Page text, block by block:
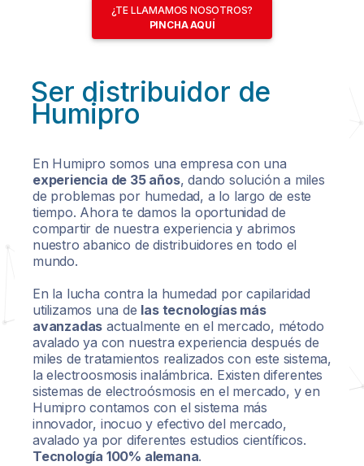
¿TE LLAMAMOS NOSOTROS?
PINCHA AQUÍ
Ser distribuidor de
Humipro
En Humipro somos una empresa con una
experiencia de 35 años, dando solución a miles
de problemas por humedad, a lo largo de este
tiempo. Ahora te damos la oportunidad de
compartir de nuestra experiencia y abrimos
nuestro abanico de distribuidores en todo el
mundo.
En la lucha contra la humedad por capilaridad
utilizamos una de las tecnologías más
avanzadas actualmente en el mercado, método
avalado ya con nuestra experiencia después de
miles de tratamientos realizados con este sistema,
la electroosmosis inalámbrica. Existen diferentes
sistemas de electroósmosis en el mercado, y en
Humipro contamos con el sistema más
innovador, inocuo y efectivo del mercado,
avalado ya por diferentes estudios científicos.
Tecnología 100% alemana.